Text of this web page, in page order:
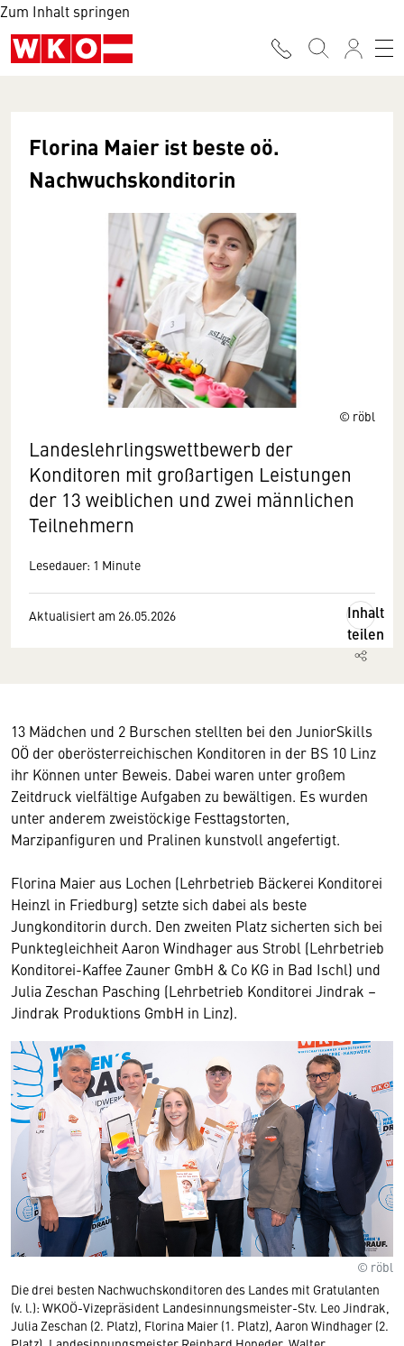
Zum Inhalt springen
© röbl
Florina Maier ist beste oö.
Nachwuchskonditorin
Landeslehrlingswettbewerb der
Konditoren mit großartigen Leistungen
der 13 weiblichen und zwei männlichen
Teilnehmern
Lesedauer: 1 Minute
Aktualisiert am 26.05.2026
Inhalt
teilen
13 Mädchen und 2 Burschen stellten bei den JuniorSkills
OÖ der oberösterreichischen Konditoren in der BS 10 Linz
ihr Können unter Beweis. Dabei waren unter großem
Zeitdruck vielfältige Aufgaben zu bewältigen. Es wurden
unter anderem zweistöckige Festtagstorten,
Marzipanfiguren und Pralinen kunstvoll angefertigt.
Florina Maier aus Lochen (Lehrbetrieb Bäckerei Konditorei
Heinzl in Friedburg) setzte sich dabei als beste
Jungkonditorin durch. Den zweiten Platz sicherten sich bei
Punktegleichheit Aaron Windhager aus Strobl (Lehrbetrieb
Konditorei-Kaffee Zauner GmbH & Co KG in Bad Ischl) und
Julia Zeschan Pasching (Lehrbetrieb Konditorei Jindrak –
Jindrak Produktions GmbH in Linz).
© röbl
Die drei besten Nachwuchskonditoren des Landes mit Gratulanten
(v. l.): WKOÖ-Vizepräsident Landesinnungsmeister-Stv. Leo Jindrak,
Julia Zeschan (2. Platz), Florina Maier (1. Platz), Aaron Windhager (2.